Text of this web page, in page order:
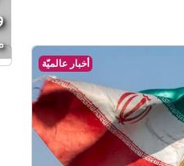
أخبار عالميّة